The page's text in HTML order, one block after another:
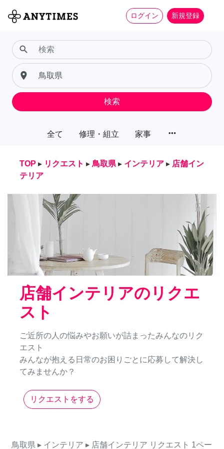
ログイン 新規登録
全て 修理・組立 家事 more_horiz
search
place
検索
TOP ▸ リクエスト ▸ 鳥取県 ▸ インテリア ▸ 店舗イン
テリア
店舗インテリアのリクエ
スト
ご近所の人の悩みやお願いが詰まったみんなのリク
エスト
みんなが抱える日常のお困りごとに応募して解決し
てみませんか？
リクエストをする
鳥取県 ▸ インテリア ▸ 店舗インテリア リクエスト 1ペー